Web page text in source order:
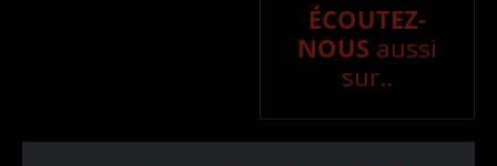
ÉCOUTEZ-
NOUS aussi
sur..